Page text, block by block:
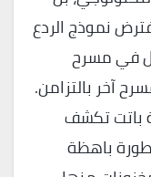
نموذج الردع
في مسرح
آخر بالتزامن.
باتت تكشف
باهظة